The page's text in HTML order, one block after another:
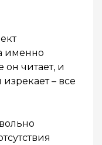
именно
читает, и
– все